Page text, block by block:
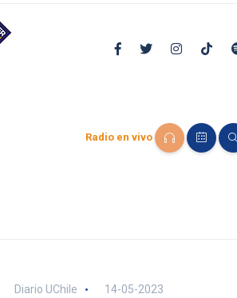
Radio en vivo
Diario UChile 14-05-2023